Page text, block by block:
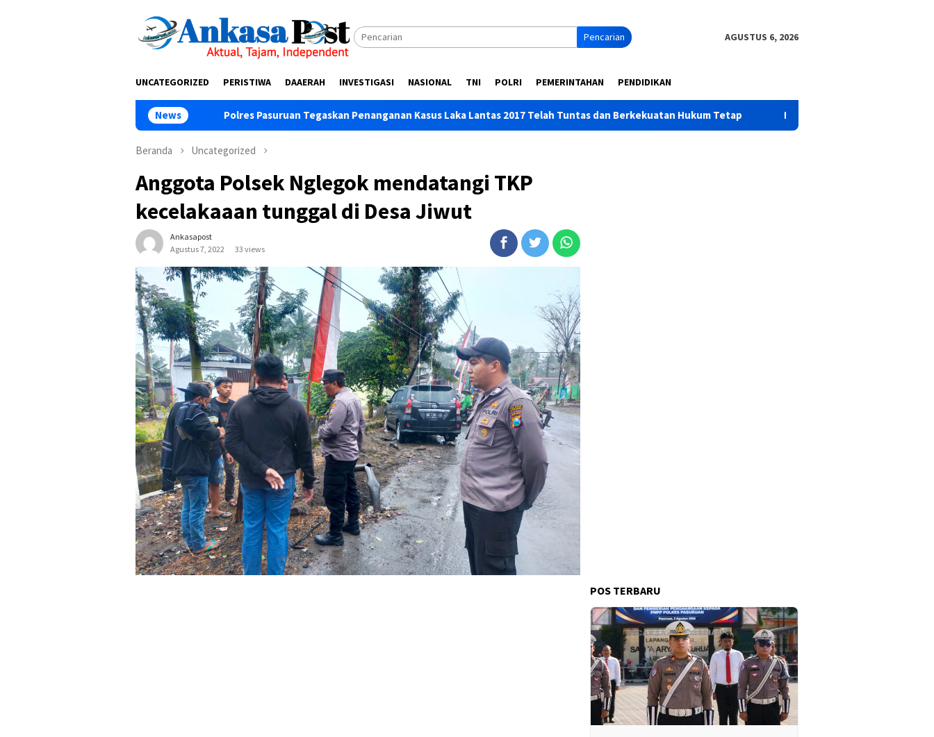
Pencarian AGUSTUS 6, 2026
UNCATEGORIZED PERISTIWA DAAERAH INVESTIGASI NASIONAL TNI POLRI PEMERINTAHAN PENDIDIKAN
News
Polres Pasuruan Tegaskan Penanganan Kasus Laka Lantas 2017 Telah Tuntas dan Berkekuatan Hukum Tetap Polres Pasuruan Mutasi Tiga Penyidik Polsek Beji
Beranda Uncategorized
Anggota Polsek Nglegok mendatangi TKP
kecelakaaan tunggal di Desa Jiwut
Ankasapost
Agustus 7, 2022
33 views
POS TERBARU